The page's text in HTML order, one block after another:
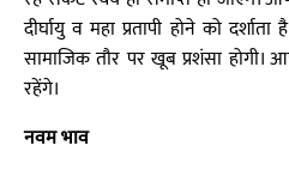
दीर्घायु व महा प्रतापी होने को
सामाजिक तौर पर खूब प्रशंसा होगी।
रहेंगे।
नवम भाव